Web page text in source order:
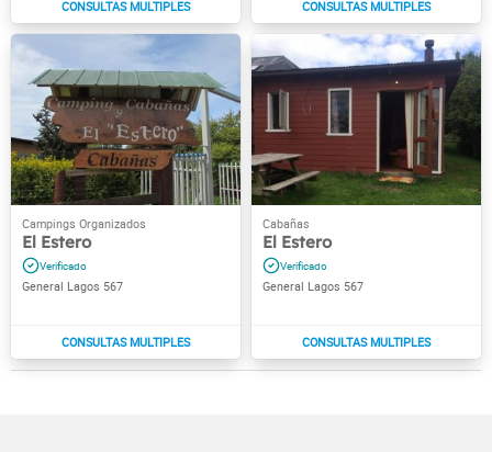
El Estero
General Lagos 567
El Estero
General Lagos 567